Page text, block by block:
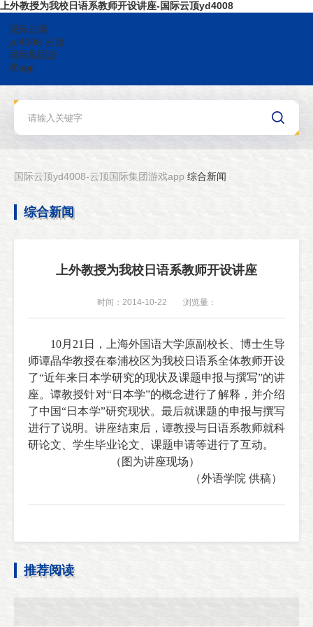
上外教授为我校日语系教师开设讲座-国际云顶yd4008
国际云顶
yd4008-云顶
国际集团游
戏app
国际云顶yd4008-云顶国际集团游戏app 综合新闻
综合新闻
上外教授为我校日语系教师开设讲座
时间：2014-10-22 浏览量：
10月 21 日，上海外国语大学原副校长、博士生导
师谭晶华教授在奉浦校区为我校日语系全体教师开设
了“近年来日本学研究的现状及课题申报与撰写”的讲
座。谭教授针对“日本学”的概念进行了解释，并介绍
了中国“日本学”研究现状。最后就课题的申报与撰写
进行了说明。讲座结束后，谭教授与日语系教师就科
研论文、学生毕业论文、课题申请等进行了互动。
（图为讲座现场）
（外语学院 供稿）
推荐阅读